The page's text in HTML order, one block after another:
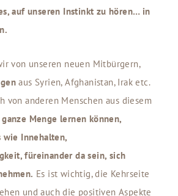
auf unseren Instinkt zu hören… in
von unseren neuen Mitbürgern,
aus Syrien, Afghanistan, Irak etc.
von anderen Menschen aus diesem
Menge lernen können,
wie Innehalten,
füreinander da sein, sich
Es ist wichtig, die Kehrseite
und auch die positiven Aspekte